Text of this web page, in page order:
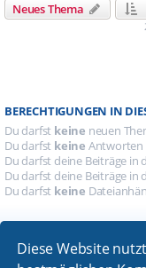
Diese Website
Neues Thema
BERECHTIGUNGEN IN
Du darfst keine neuen
Du darfst keine Antworten
Du darfst deine Beiträge in
Du darfst deine Beiträge in
Du darfst keine